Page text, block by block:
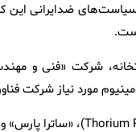
سیاست‌های ضدایرانی
شرکت «فنی و
مورد نیاز شرکت